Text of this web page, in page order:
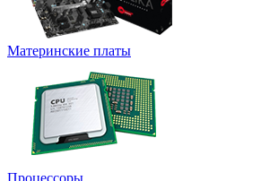
Материнские платы
Процессоры